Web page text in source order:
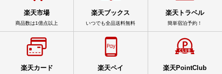
楽天市場
商品数は1億点以上
楽天ブックス
いつでも全品送料無料
楽天トラベル
簡単宿泊予約！
楽天カード 楽天ペイ 楽天PointClub